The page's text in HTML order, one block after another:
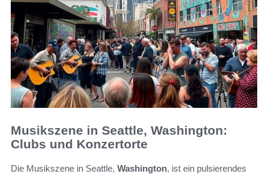
Musikszene in Seattle, Washington:
Clubs und Konzertorte
Die Musikszene in Seattle, Washington, ist ein pulsierendes